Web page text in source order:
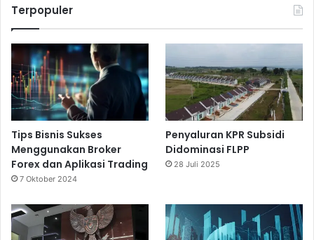
Terpopuler
Tips Bisnis Sukses
Menggunakan Broker
Forex dan Aplikasi Trading
7 Oktober 2024
Penyaluran KPR Subsidi
Didominasi FLPP
28 Juli 2025